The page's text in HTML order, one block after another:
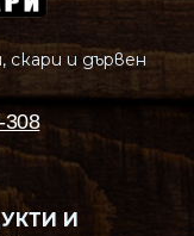
и дървен
308
И